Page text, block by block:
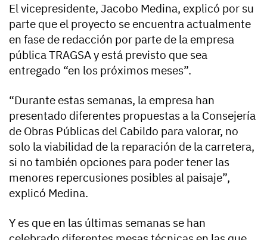
El vicepresidente, Jacobo Medina, explicó por su
parte que el proyecto se encuentra actualmente
en fase de redacción por parte de la empresa
pública TRAGSA y está previsto que sea
entregado “en los próximos meses”.
“Durante estas semanas, la empresa han
presentado diferentes propuestas a la Consejería
de Obras Públicas del Cabildo para valorar, no
solo la viabilidad de la reparación de la carretera,
si no también opciones para poder tener las
menores repercusiones posibles al paisaje”,
explicó Medina.
Y es que en las últimas semanas se han